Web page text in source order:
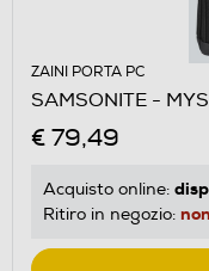
ZAINI PORTA PC
SAMSONITE -
€ 79,49
Acquisto online:
Ritiro in negozio: